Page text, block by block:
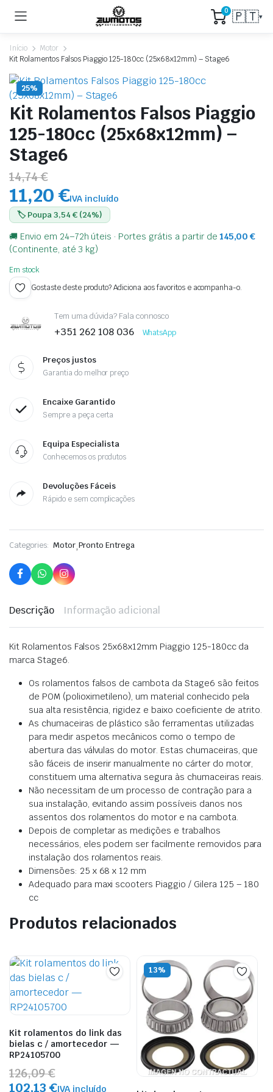
0 🇵🇹▾
Início
Motor
Kit Rolamentos Falsos Piaggio 125-180cc (25x68x12mm) – Stage6
25%
Kit Rolamentos Falsos Piaggio
125-180cc (25x68x12mm) –
Stage6
14,74 €
11,20 €IVA incluído
🏷️ Poupa 3,54 € (24%)
🚚 Envio em 24–72h úteis · Portes grátis a partir de145,00 €
(Continente, até 3 kg)
Em stock
Gostaste deste produto? Adiciona aos favoritos e acompanha-o.
Tem uma dúvida? Fala connosco
+351 262 108 036 WhatsApp
Preços justos
Garantia do melhor preço
Encaixe Garantido
Sempre a peça certa
Equipa Especialista
Conhecemos os produtos
Devoluções Fáceis
Rápido e sem complicações
Categories: Motor,Pronto Entrega
Descrição Informação adicional
Kit Rolamentos Falsos 25x68x12mm Piaggio 125-180cc da
marca Stage6.
Os rolamentos falsos de cambota da Stage6 são feitos
de POM (polioximetileno), um material conhecido pela
sua alta resistência, rigidez e baixo coeficiente de atrito.
As chumaceiras de plástico são ferramentas utilizadas
para medir aspetos mecânicos como o tempo de
abertura das válvulas do motor. Estas chumaceiras, que
são fáceis de inserir manualmente no cárter do motor,
constituem uma alternativa segura às chumaceiras reais.
Não necessitam de um processo de contração para a
sua instalação, evitando assim possíveis danos nos
assentos dos rolamentos do motor e na cambota.
Depois de completar as medições e trabalhos
necessários, eles podem ser facilmente removidos para
instalação dos rolamentos reais.
Dimensões: 25 x 68 x 12 mm
Adequado para maxi scooters Piaggio / Gilera 125 – 180
cc
Produtos relacionados
Kit rolamentos do link das
bielas c / amortecedor —
RP24105700
126,09 €
102,13 €IVA incluído
13%